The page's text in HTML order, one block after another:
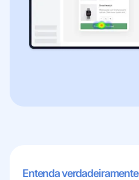
Entenda verdadeiramente